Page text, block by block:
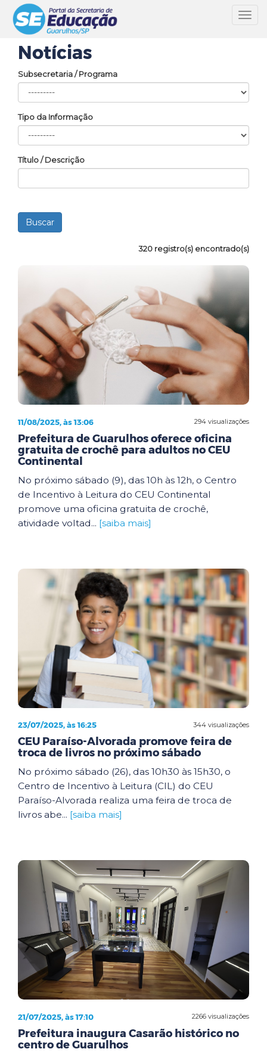
Notícias
Subsecretaria / Programa
Tipo da Informação
Título / Descrição
320 registro(s) encontrado(s)
294 visualizações
11/08/2025, às 13:06
Prefeitura de Guarulhos oferece oficina
gratuita de crochê para adultos no CEU
Continental
No próximo sábado (9), das 10h às 12h, o Centro
de Incentivo à Leitura do CEU Continental
promove uma oficina gratuita de crochê,
atividade voltad... [saiba mais]
344 visualizações
23/07/2025, às 16:25
CEU Paraíso-Alvorada promove feira de
troca de livros no próximo sábado
No próximo sábado (26), das 10h30 às 15h30, o
Centro de Incentivo à Leitura (CIL) do CEU
Paraíso-Alvorada realiza uma feira de troca de
livros abe... [saiba mais]
2266 visualizações
21/07/2025, às 17:10
Prefeitura inaugura Casarão histórico no
centro de Guarulhos